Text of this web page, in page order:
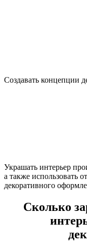
Создавать концепции
Украшать интерьер
а также использовать
декоративного
Сколько